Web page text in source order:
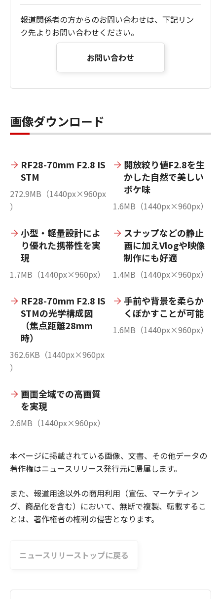
報道関係者の方からのお問い合わせは、下記リン
ク先よりお問い合わせください。
お問い合わせ
画像ダウンロード
RF28-70mm F2.8 IS
STM
272.9MB（1440px×960px
）
開放絞り値F2.8を生
かした自然で美しい
ボケ味
1.6MB（1440px×960px）
小型・軽量設計によ
り優れた携帯性を実
現
1.7MB（1440px×960px）
スナップなどの静止
画に加えVlogや映像
制作にも好適
1.4MB（1440px×960px）
RF28-70mm F2.8 IS
STMの光学構成図
（焦点距離28mm
時）
362.6KB（1440px×960px
）
手前や背景を柔らか
くぼかすことが可能
1.6MB（1440px×960px）
画面全域での高画質
を実現
2.6MB（1440px×960px）
本ページに掲載されている画像、文書、その他データの
著作権はニュースリリース発行元に帰属します。
また、報道用途以外の商用利用（宣伝、マーケティン
グ、商品化を含む）において、無断で複製、転載するこ
とは、著作権者の権利の侵害となります。
ニュースリリーストップに戻る